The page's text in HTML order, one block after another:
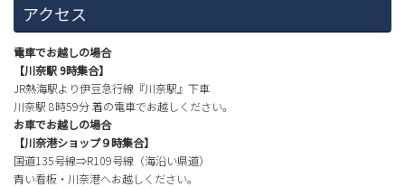
アクセス
電車でお越しの場合
【川奈駅 9時集合】
JR熱海駅より伊豆急行線『川奈駅』下車
川奈駅 8時59分 着の電車でお越しください。
お車でお越しの場合
【川奈港ショップ９時集合】
国道135号線⇒R109号線（海沿い県道）
青い看板・川奈港へお越しください。